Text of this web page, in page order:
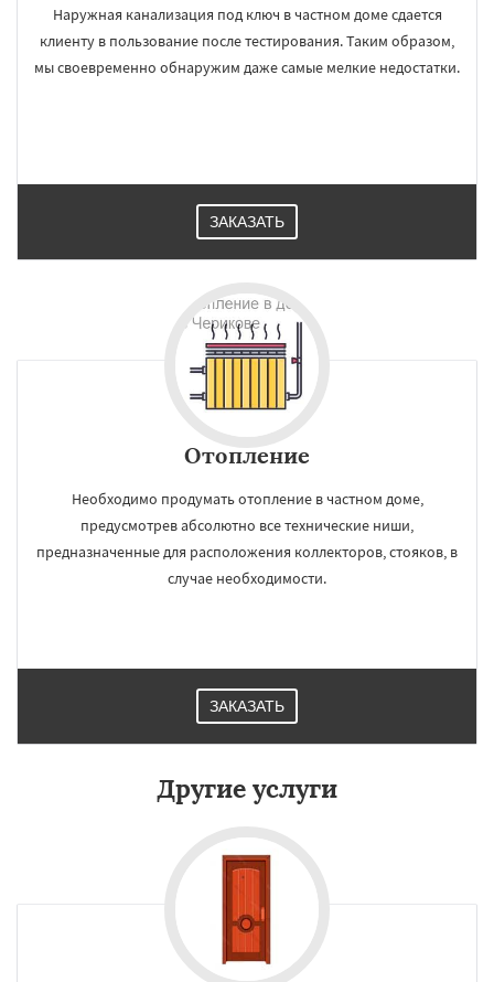
Наружная канализация под ключ в частном доме сдается
клиенту в пользование после тестирования. Таким образом,
мы своевременно обнаружим даже самые мелкие недостатки.
ЗАКАЗАТЬ
Отопление
Необходимо продумать отопление в частном доме,
предусмотрев абсолютно все технические ниши,
предназначенные для расположения коллекторов, стояков, в
случае необходимости.
ЗАКАЗАТЬ
Другие услуги